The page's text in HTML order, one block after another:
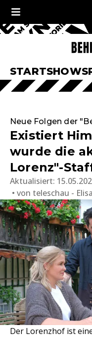
STARTSHOWS
Neue Folgen der
Existiert
wurde die
Lorenz"-
Aktualisiert:
von teleschau -
Der Lorenzhof ist